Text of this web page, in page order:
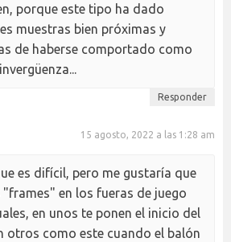
porque este tipo ha dado
muestras bien próximas y
de haberse comportado como
Responder
15 agosto, 2022 a las 1:28 am
es difícil, pero me gustaría que
en los fueras de juego
en unos te ponen el inicio del
otros como este cuando el balón